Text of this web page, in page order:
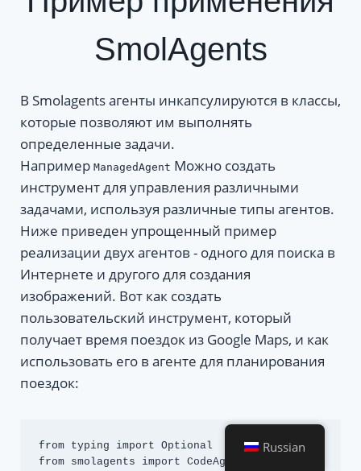
SmolAgents
В Smolagents агенты инкапсулируются в классы,
которые позволяют им выполнять
определенные задачи.
Например ManagedAgent Можно создать
инструмент для управления различными
задачами, используя различные типы агентов.
Ниже приведен упрощенный пример
реализации двух агентов - одного для поиска в
Интернете и другого для создания
изображений. Вот как создать
пользовательский инструмент, который
получает время поездок из Google Maps, и как
использовать его в агенте для планирования
поездок:
from typing import Optional
from smolagents import CodeAgent,
Russian